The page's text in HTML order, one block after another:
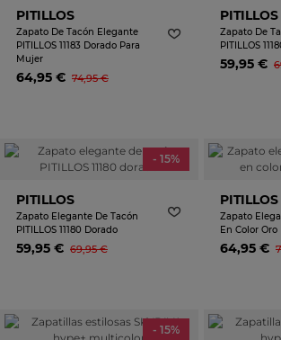
PITILLOS
Zapato De Tacón Elegante
PITILLOS 11183 Dorado Para
Mujer
64,95 € 74,95 €
PITILLOS
Zapato De
PITILLOS
59,95 €
- 15%
PITILLOS
Zapato Elegante De Tacón
PITILLOS 11180 Dorado
59,95 € 69,95 €
PITILLOS
Zapato
En Color
64,95 €
- 15%